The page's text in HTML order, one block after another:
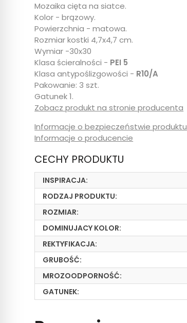
Mozaika cięta na siatce.
Kolor - brązowy.
Powierzchnia - matowa.
Rozmiar kostki 4,7x4,7 cm.
Wymiar -30x30
Klasa ścieralności - PEI 5
Klasa antypoślizgowości - R10/A
Pakowanie: 3 szt.
Gatunek 1.
Zobacz produkt na stronie producenta
Informacje o bezpieczeństwie produktu
Informacje o producencie
CECHY PRODUKTU
INSPIRACJA:
RODZAJ PRODUKTU:
ROZMIAR:
DOMINUJACY KOLOR:
REKTYFIKACJA:
GRUBOŚĆ:
MROZOODPORNOŚĆ:
GATUNEK: